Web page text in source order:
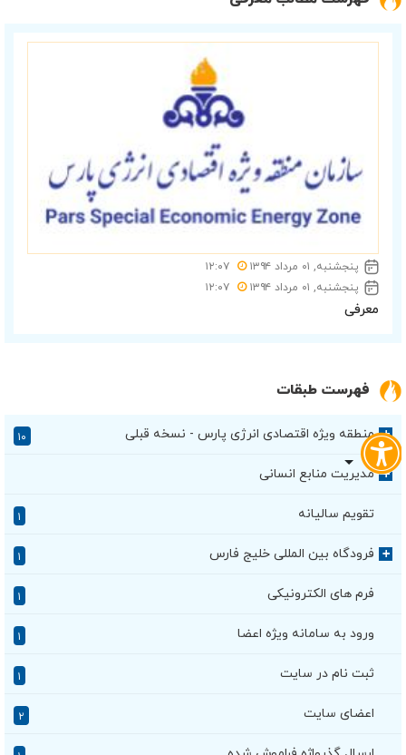
پنجشنبه, ۰۱ مرداد ۱۳۹۴
۱۲:۰۷
پنجشنبه, ۰۱ مرداد ۱۳۹۴
۱۲:۰۷
معرفی
فهرست طبقات
+ منطقه ویژه اقتصادی انرژی پارس - نسخه قبلی ۱۰
+ مدیریت منابع انسانی
تقویم سالیانه
+ فرودگاه بین المللی خلیج فارس
فرم های الکترونیکی
ورود به سامانه ویژه اعضا
ثبت نام در سایت
اعضای سایت ۲